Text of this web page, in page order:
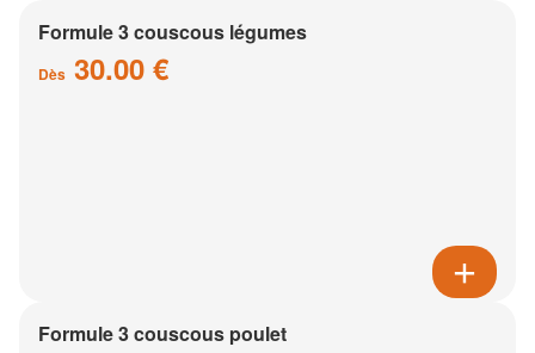
Formule 3 couscous légumes
Dès 30.00 €
Formule 3 couscous poulet